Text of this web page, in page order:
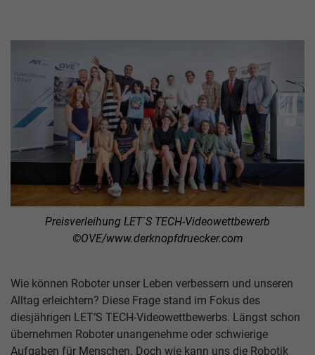
Preisverleihung LET`S TECH-Videowettbewerb
©OVE/www.derknopfdruecker.com
Wie können Roboter unser Leben verbessern und unseren
Alltag erleichtern? Diese Frage stand im Fokus des
diesjährigen LET’S TECH-Videowettbewerbs. Längst schon
übernehmen Roboter unangenehme oder schwierige
Aufgaben für Menschen. Doch wie kann uns die Robotik